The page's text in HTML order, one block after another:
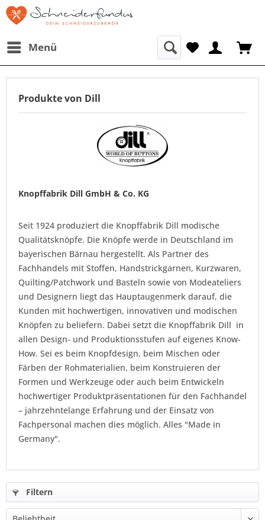
Menü
Produkte von Dill
Knopffabrik Dill GmbH & Co. KG
Seit 1924 produziert die Knopffabrik Dill modische
Qualitätsknöpfe. Die Knöpfe werde in Deutschland im
bayerischen Bärnau hergestellt. Als Partner des
Fachhandels mit Stoffen, Handstrickgarnen, Kurzwaren,
Quilting/Patchwork und Basteln sowie von Modeateliers
und Designern liegt das Hauptaugenmerk darauf, die
Kunden mit hochwertigen, innovativen und modischen
Knöpfen zu beliefern. Dabei setzt die Knopffabrik Dill in
allen Design- und Produktionsstufen auf eigenes Know-
How. Sei es beim Knopfdesign, beim Mischen oder
Färben der Rohmaterialien, beim Konstruieren der
Formen und Werkzeuge oder auch beim Entwickeln
hochwertiger Produktpräsentationen für den Fachhandel
– jahrzehntelange Erfahrung und der Einsatz von
Fachpersonal machen dies möglich. Alles "Made in
Germany".
Filtern